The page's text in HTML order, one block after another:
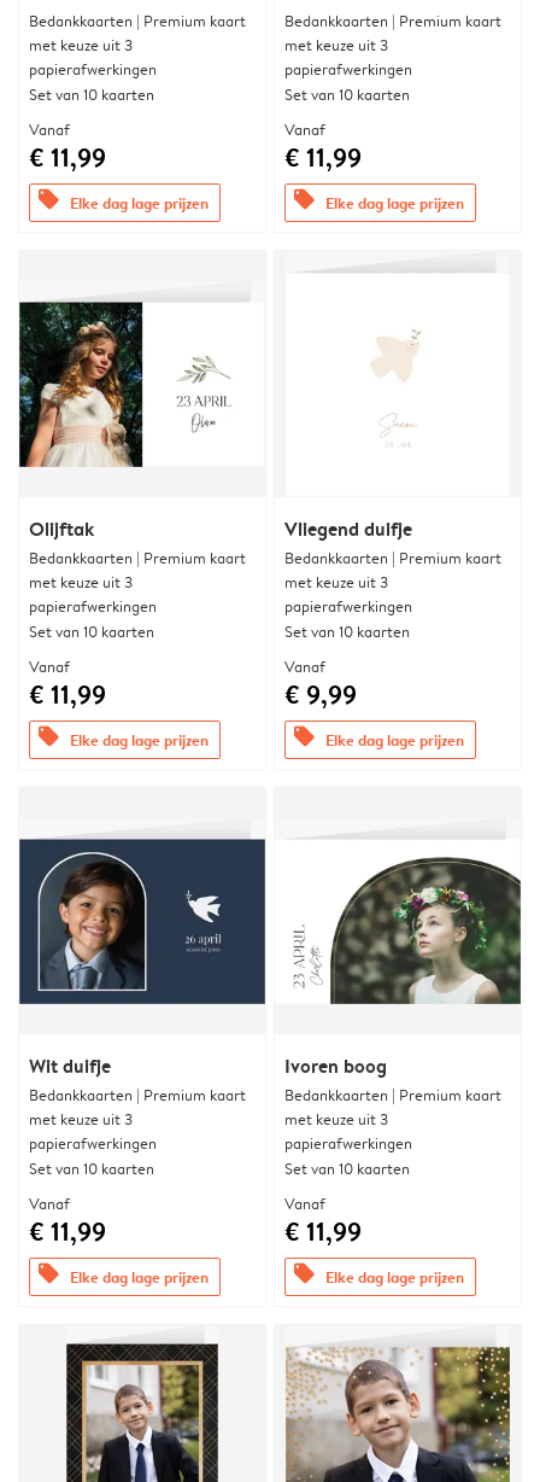
Bedankkaarten | Premium kaart
met keuze uit 3
papierafwerkingen
Set van 10 kaarten
Vanaf
€ 11,99
offers Elke dag lage prijzen
Bedankkaarten | Premium kaart
met keuze uit 3
papierafwerkingen
Set van 10 kaarten
Vanaf
€ 11,99
offers Elke dag lage prijzen
Olijftak
Bedankkaarten | Premium kaart
met keuze uit 3
papierafwerkingen
Set van 10 kaarten
Vanaf
€ 11,99
offers Elke dag lage prijzen
Vliegend duifje
Bedankkaarten | Premium kaart
met keuze uit 3
papierafwerkingen
Set van 10 kaarten
Vanaf
€ 9,99
offers Elke dag lage prijzen
Wit duifje
Bedankkaarten | Premium kaart
met keuze uit 3
papierafwerkingen
Set van 10 kaarten
Vanaf
€ 11,99
offers Elke dag lage prijzen
Ivoren boog
Bedankkaarten | Premium kaart
met keuze uit 3
papierafwerkingen
Set van 10 kaarten
Vanaf
€ 11,99
offers Elke dag lage prijzen